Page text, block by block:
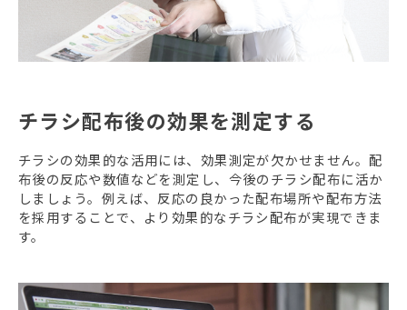
チラシ配布後の効果を測定する
チラシの効果的な活用には、効果測定が欠かせません。配
布後の反応や数値などを測定し、今後のチラシ配布に活か
しましょう。例えば、反応の良かった配布場所や配布方法
を採用することで、より効果的なチラシ配布が実現できま
す。